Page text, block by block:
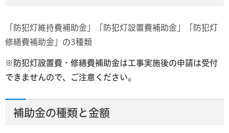
「防犯灯維持費補助金」「防犯灯設置費補助金」「防犯灯
修繕費補助金」の3種類
※防犯灯設置費・修繕費補助金は工事実施後の申請は受付
できませんので、ご注意ください。
補助金の種類と金額